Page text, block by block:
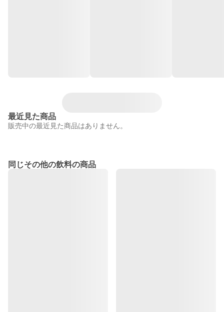
最近見た商品
販売中の最近見た商品はありません。
同じその他の飲料の商品